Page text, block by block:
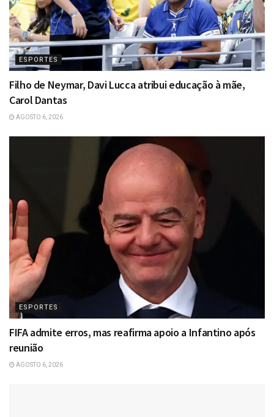
ESPORTES
Filho de Neymar, Davi Lucca atribui educação à mãe,
Carol Dantas
AGOSTO 6, 2026
ESPORTES
FIFA admite erros, mas reafirma apoio a Infantino após
reunião
AGOSTO 6, 2026